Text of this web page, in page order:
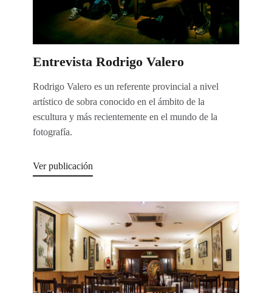
Entrevista Rodrigo Valero
Rodrigo Valero es un referente provincial a nivel
artístico de sobra conocido en el ámbito de la
escultura y más recientemente en el mundo de la
fotografía.
Ver publicación